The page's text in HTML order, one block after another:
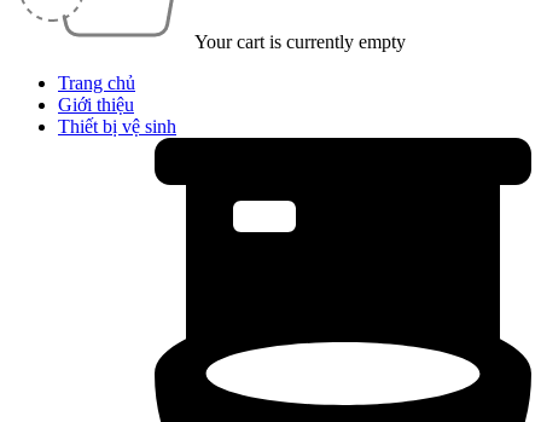
Your cart is currently empty
Trang chủ
Giới thiệu
Thiết bị vệ sinh